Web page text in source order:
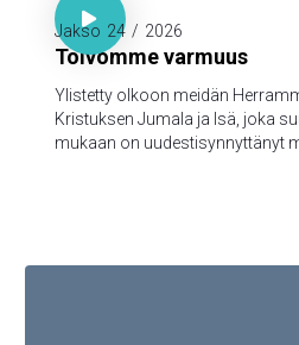

Jakso 24 / 2026
Toivomme varmuus
Ylistetty olkoon meidän
Kristuksen Jumala ja Isä, joka
mukaan on uudestisynnyttänyt
kautta varjellutte pelastukseen,